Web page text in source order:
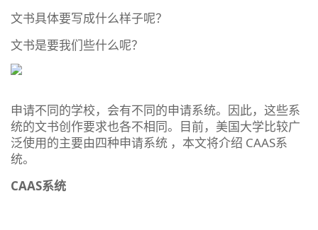
文书具体要写成什么样子呢？
文书是要我们些什么呢？
申请不同的学校，会有不同的申请系统。因此，这些系
统的文书创作要求也各不相同。目前，美国大学比较广
泛使用的主要由四种申请系统 ，本文将介绍 CAAS系
统。
CAAS系统